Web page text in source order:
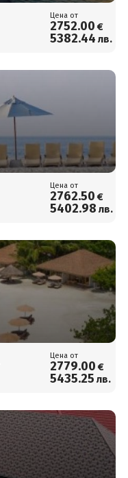
Цена от
2752.00 €
5382.44 лв.
Цена от
2762.50 €
5402.98 лв.
Цена от
2779.00 €
5435.25 лв.